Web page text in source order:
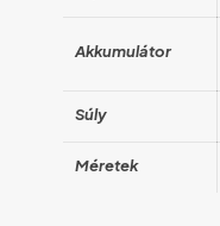
Akkumulátor
Súly
Méretek